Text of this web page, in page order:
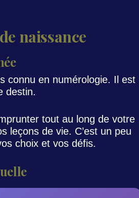
naissance
connu en numérologie. Il est
destin.
tout au long de votre
leçons de vie. C’est un peu
choix et vos défis.